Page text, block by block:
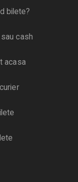
bilete?
cash
acasa